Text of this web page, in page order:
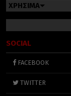
ΧΡΗΣΙΜΑ
SOCIAL
FACEBOOK
TWITTER